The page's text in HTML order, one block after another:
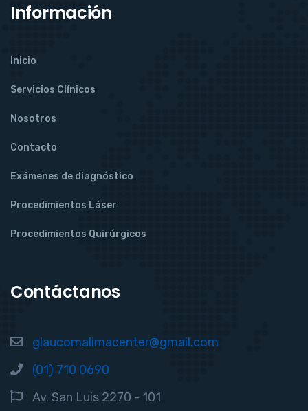
Información
Inicio
Servicios Clínicos
Nosotros
Contacto
Exámenes de diagnóstico
Procedimientos Láser
Procedimientos Quirúrgicos
Contáctanos
glaucomalimacenter@gmail.com
(01) 710 0690
Av. San Luis 2270 - 101